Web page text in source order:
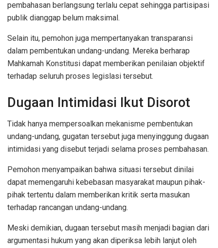
pembahasan berlangsung terlalu cepat sehingga partisipasi
publik dianggap belum maksimal.
Selain itu, pemohon juga mempertanyakan transparansi
dalam pembentukan undang-undang. Mereka berharap
Mahkamah Konstitusi dapat memberikan penilaian objektif
terhadap seluruh proses legislasi tersebut.
Dugaan Intimidasi Ikut Disorot
Tidak hanya mempersoalkan mekanisme pembentukan
undang-undang, gugatan tersebut juga menyinggung dugaan
intimidasi yang disebut terjadi selama proses pembahasan.
Pemohon menyampaikan bahwa situasi tersebut dinilai
dapat memengaruhi kebebasan masyarakat maupun pihak-
pihak tertentu dalam memberikan kritik serta masukan
terhadap rancangan undang-undang.
Meski demikian, dugaan tersebut masih menjadi bagian dari
argumentasi hukum yang akan diperiksa lebih lanjut oleh